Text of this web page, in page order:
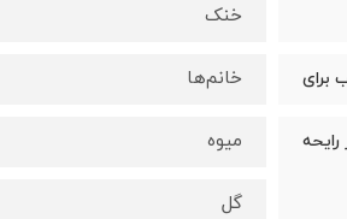
خنک
برای خانم‌ها
میوه
گل